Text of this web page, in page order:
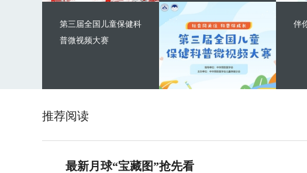
第三届全国儿童保健科
普微视频大赛
伴
推荐阅读
最新月球“宝藏图”抢先看